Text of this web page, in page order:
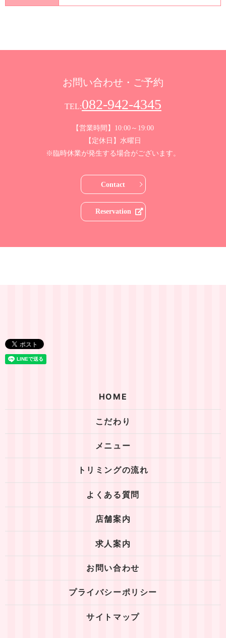
お問い合わせ・ご予約
TEL:082-942-4345
【営業時間】10:00～19:00
【定休日】水曜日
※臨時休業が発生する場合がございます。
Contact
Reservation
HOME
こだわり
メニュー
トリミングの流れ
よくある質問
店舗案内
求人案内
お問い合わせ
プライバシーポリシー
サイトマップ